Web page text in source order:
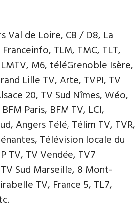
Val de Loire, C8 / D8, La
TLM, TMC, TLT,
M6, téléGrenoble Isère,
Lille TV, Arte, TVPI, TV
20, TV Sud Nîmes, Wéo,
Paris, BFM TV, LCI,
Angers Télé, Télim TV, TVR,
Télévision locale du
TV, TV Vendée, TV7
Sud Marseille, 8 Mont-
TV, France 5, TL7,